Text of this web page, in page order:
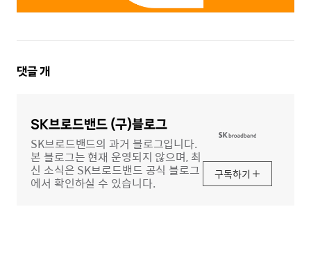
댓
댓글개
SK브로드밴드 (구)블로그
SK브로드밴드의 과거 블로그입니다.
본 블로그는 현재 운영되지 않으며, 최
신 소식은 SK브로드밴드 공식 블로그
에서 확인하실 수 있습니다.
구독하기